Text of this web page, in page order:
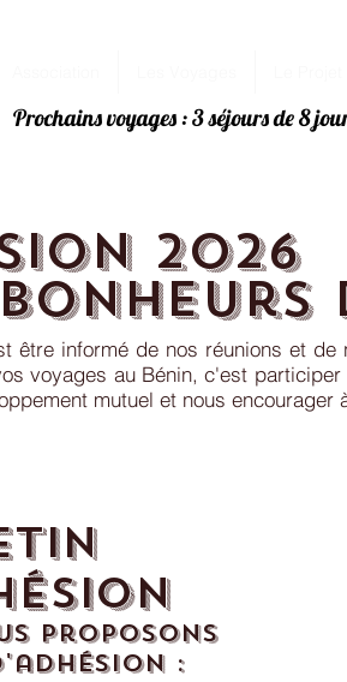
Prochains voyages : 3 séjours de 8
2026
être informé de nos réunions et
voyages au Bénin, c'est
mutuel et nous encourager
proposons
: